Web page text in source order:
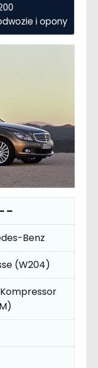
i opony
–
Benz
(W204)